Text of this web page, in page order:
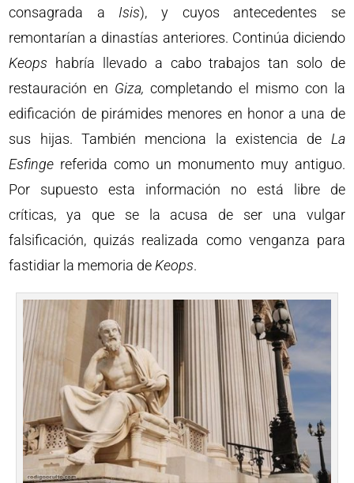
consagrada a Isis), y cuyos antecedentes se
remontarían a dinastías anteriores. Continúa diciendo
Keops habría llevado a cabo trabajos tan solo de
restauración en Giza, completando el mismo con la
edificación de pirámides menores en honor a una de
sus hijas. También menciona la existencia de La
Esfinge referida como un monumento muy antiguo.
Por supuesto esta información no está libre de
críticas, ya que se la acusa de ser una vulgar
falsificación, quizás realizada como venganza para
fastidiar la memoria de Keops.